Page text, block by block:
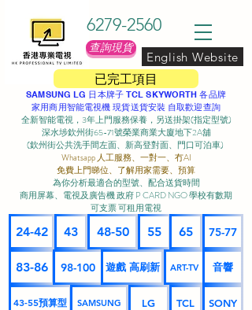
已完工項目
6279-2560
查詢現貨
English Website
SAMSUNG LG 日本牌子 TCL SKYWORTH 各品牌
家用商用智能電視機 現貨送貨安裝 自取歡迎查詢
全新智能電視，3年上門服務保養，另送掛架(指定型號)
深水埗欽州街65-71號榮業商業大廈地下2A舖
(欽州街公共洗手間左面、新高登對面、門口可泊車) ​
Whatsapp 人工服務、一對一、冇AI
免費上門睇位、了解用家需要、預算
為你分析最適合的型號、配合送貨時間
商用屏幕、電視及廣告機 政府 P CARD NGO 學校有數期
可支票 可租用電視
24-42 43 48-50 55 65 75-77
83-86 98-100 遊戲 高刷新 ART-TV 音響
43-55預算型 SAMSUNG LG TCL SONY